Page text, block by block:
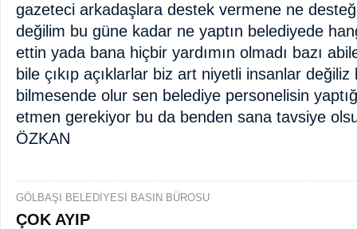
gazeteci arkadaşlara destek vermene ne
değilim bu güne kadar ne yaptın belediyede
ettin yada bana hiçbir yardımın olmadı bazı
bile çıkıp açıklarlar biz art niyetli insanlar
bilmesende olur sen belediye personelisin
etmen gerekiyor bu da benden sana tavsiye
ÖZKAN
GÖLBAŞI BELEDİYESİ BASIN BÜROSU
PERSONELİ MEHMET
ÇOK AYIP